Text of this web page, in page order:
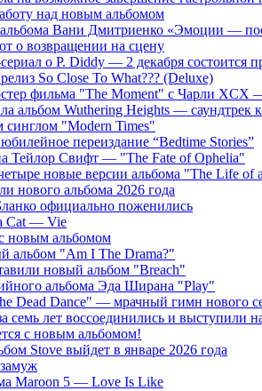
над новым альбомом
Вани Дмитриенко «Эмоции —
о возвращении на сцену
о P. Diddy — 2 декабря состоится
So Close To What??? (Deluxe)
фильма "The Moment" с Чарли XCX
альбом Wuthering Heights — саундтрек
"Modern Times"
переиздание “Bedtime Stories”
Тейлор Свифт — "The Fate of Ophelia"
новые версии альбома "The Life of
нового альбома 2026 года
официально поженились
Cat — Vie
новым альбомом
альбом "Am I The Drama?"
новый альбом "Breach"
альбома Эда Ширана "Play"
Dead Dance" — мрачный гимн нового
семь лет воссоединились и выступили
с новым альбомом!
Stove выйдет в январе 2026 года
Maroon 5 — Love Is Like